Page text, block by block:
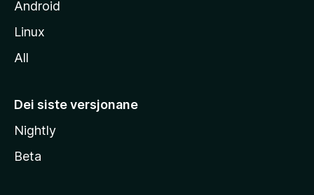
Android
Linux
All
Dei siste versjonane
Nightly
Beta